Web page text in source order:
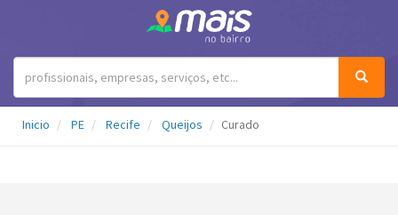
Inicio PE Recife Queijos Curado